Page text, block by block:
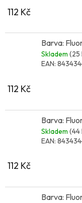
112 Kč
Barva:
Skladem (25
EAN:
112 Kč
Barva:
Skladem (44
EAN:
112 Kč
Barva: